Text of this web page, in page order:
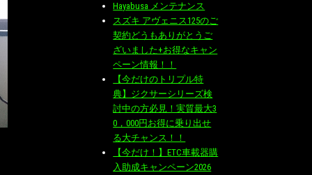
Hayabusa メンテナンス
スズキ アヴェニス125のご
契約どうもありがとうご
ざいました+お得なキャン
ペーン情報！！
【今だけのトリプル特
典】ジクサーシリーズ検
討中の方必見！実質最大3
0，000円お得に乗り出せ
る大チャンス！！
【今だけ！】ETC車載器購
入助成キャンペーン2026